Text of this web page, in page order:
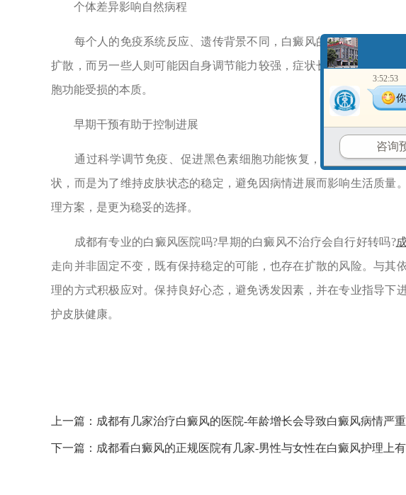
个体差异影响自然病程
每个人的免疫系统反应、遗传背景不同，白癜风的自然发展也存
扩散，而另一些人则可能因自身调节能力较强，症状长期未见明显变
胞功能受损的本质。
早期干预有助于控制进展
通过科学调节免疫、促进黑色素细胞功能恢复，可以减缓白斑的
状，而是为了维持皮肤状态的稳定，避免因病情进展而影响生活质量
理方案，是更为稳妥的选择。
成都有专业的白癜风医院吗?早期的白癜风不治疗会自行好转吗?
走向并非固定不变，既有保持稳定的可能，也存在扩散的风险。与其
理的方式积极应对。保持良好心态，避免诱发因素，并在专业指导下
护皮肤健康。
上一篇： 成都有几家治疗白癜风的医院-年龄增长会导致白癜风病情严
下一篇： 成都看白癜风的正规医院有几家-男性与女性在白癜风护理上
3:52:53
咨询